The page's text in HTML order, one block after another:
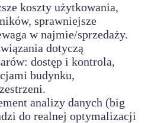
koszty użytkowania,
sprawniejsze
w najmie/sprzedaży.
dotyczą
dostęp i kontrola,
budynku,
analizy danych (big
do realnej optymalizacji